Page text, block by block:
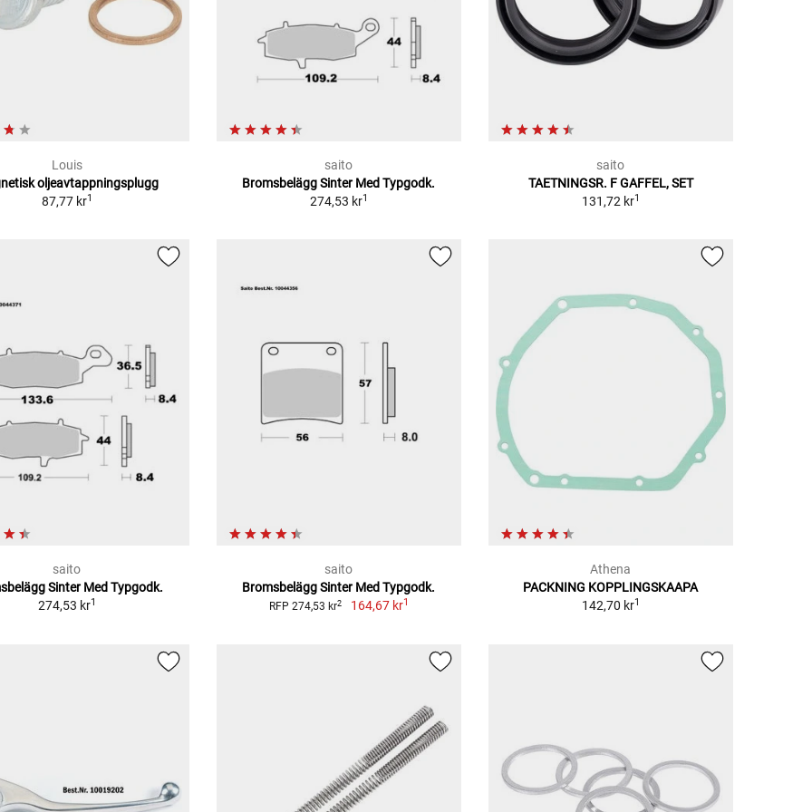
Louis
oljeavtappningsplugg
87,77 kr1
saito
Bromsbelägg Sinter Med Typgodk.
274,53 kr1
saito
TAETNINGSR. F GAFFEL, SET
131,72 kr1
saito
Sinter Med Typgodk.
274,53 kr1
saito
Bromsbelägg Sinter Med Typgodk.
RFP 274,53 kr2 164,67 kr1
Athena
PACKNING KOPPLINGSKAAPA
142,70 kr1